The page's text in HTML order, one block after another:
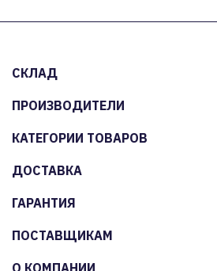
СКЛАД
ПРОИЗВОДИТЕЛИ
КАТЕГОРИИ ТОВАРОВ
ДОСТАВКА
ГАРАНТИЯ
ПОСТАВЩИКАМ
О КОМПАНИИ